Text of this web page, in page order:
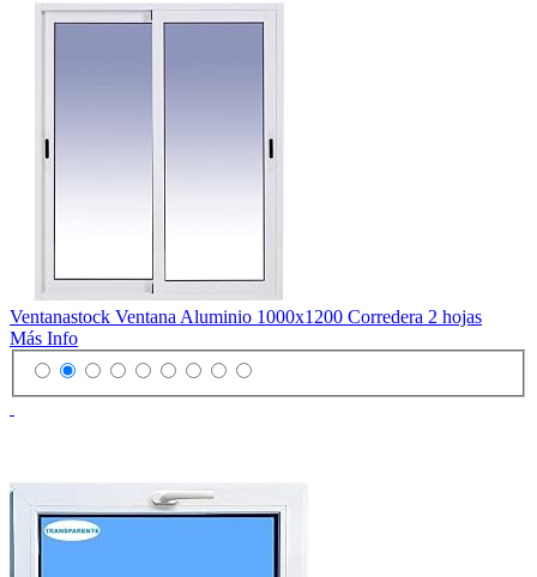
Ventanastock Ventana Aluminio 1000x1200 Corredera 2 hojas
Más Info